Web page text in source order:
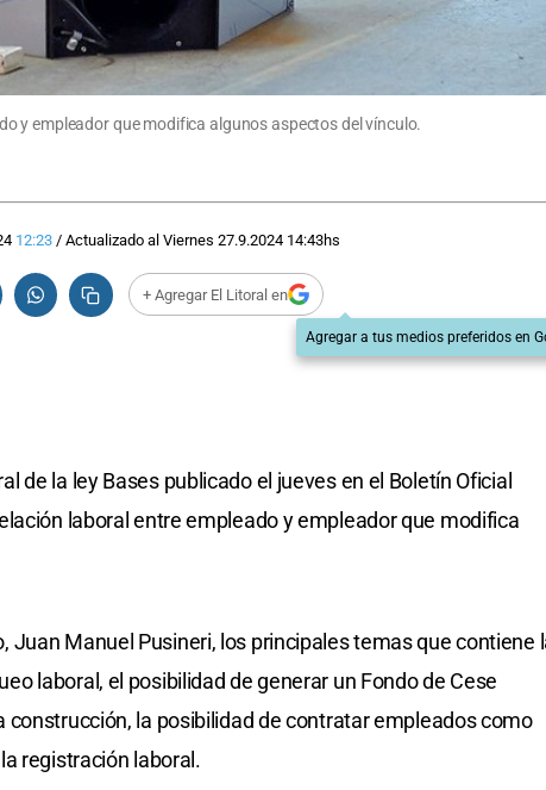
y empleador que modifica algunos aspectos del vínculo.
12:23/ Actualizado al Viernes 27.9.2024 14:43hs
+ Agregar El Litoral en
Agregar a tus medios preferidos en
de la ley Bases publicado el jueves en el Boletín Oficial
laboral entre empleado y empleador que modifica
Juan Manuel Pusineri, los principales temas que contiene
laboral, el posibilidad de generar un Fondo de Cese
construcción, la posibilidad de contratar empleados como
registración laboral.